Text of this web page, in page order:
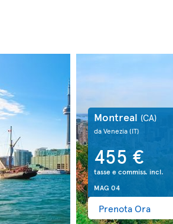
Montreal (CA)
da Venezia(IT)
455 €
tasse e commiss. incl.
MAG 04
Prenota Ora